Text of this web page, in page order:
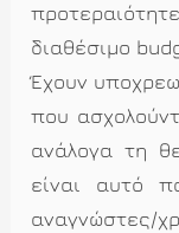
διαθέσιμο
Έχουν
που
ανάλογα τη
είναι αυτό
αναγνώστες/